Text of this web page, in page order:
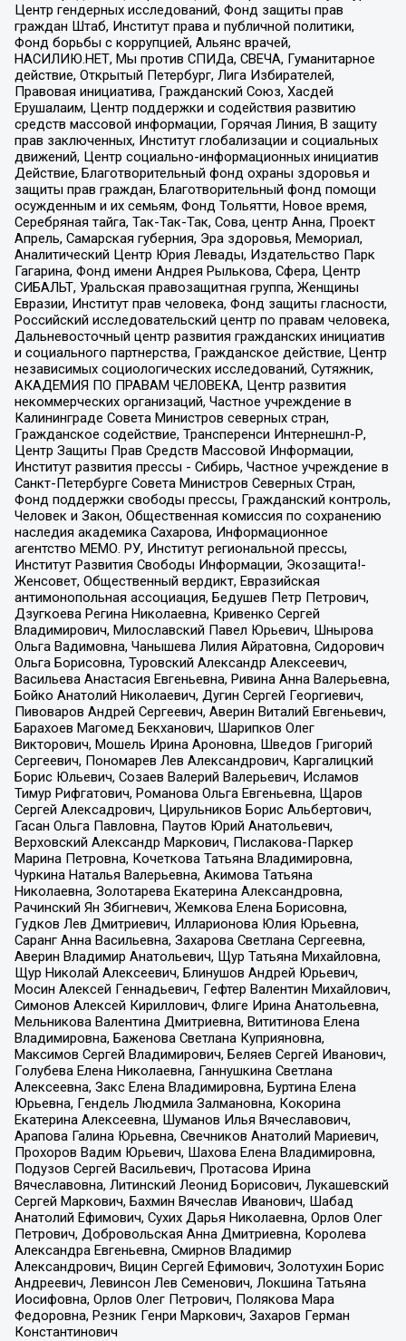
Центр гендерных исследований, Фонд защиты прав
граждан Штаб, Институт права и публичной политики,
Фонд борьбы с коррупцией, Альянс врачей,
НАСИЛИЮ.НЕТ, Мы против СПИДа, СВЕЧА, Гуманитарное
действие, Открытый Петербург, Лига Избирателей,
Правовая инициатива, Гражданский Союз, Хасдей
Ерушалаим, Центр поддержки и содействия развитию
средств массовой информации, Горячая Линия, В защиту
прав заключенных, Институт глобализации и социальных
движений, Центр социально-информационных инициатив
Действие, Благотворительный фонд охраны здоровья и
защиты прав граждан, Благотворительный фонд помощи
осужденным и их семьям, Фонд Тольятти, Новое время,
Серебряная тайга, Так-Так-Так, Сова, центр Анна, Проект
Апрель, Самарская губерния, Эра здоровья, Мемориал,
Аналитический Центр Юрия Левады, Издательство Парк
Гагарина, Фонд имени Андрея Рылькова, Сфера, Центр
СИБАЛЬТ, Уральская правозащитная группа, Женщины
Евразии, Институт прав человека, Фонд защиты гласности,
Российский исследовательский центр по правам человека,
Дальневосточный центр развития гражданских инициатив
и социального партнерства, Гражданское действие, Центр
независимых социологических исследований, Сутяжник,
АКАДЕМИЯ ПО ПРАВАМ ЧЕЛОВЕКА, Центр развития
некоммерческих организаций, Частное учреждение в
Калининграде Совета Министров северных стран,
Гражданское содействие, Трансперенси Интернешнл-Р,
Центр Защиты Прав Средств Массовой Информации,
Институт развития прессы - Сибирь, Частное учреждение в
Санкт-Петербурге Совета Министров Северных Стран,
Фонд поддержки свободы прессы, Гражданский контроль,
Человек и Закон, Общественная комиссия по сохранению
наследия академика Сахарова, Информационное
агентство МЕМО. РУ, Институт региональной прессы,
Институт Развития Свободы Информации, Экозащита!-
Женсовет, Общественный вердикт, Евразийская
антимонопольная ассоциация, Бедушев Петр Петрович,
Дзугкоева Регина Николаевна, Кривенко Сергей
Владимирович, Милославский Павел Юрьевич, Шнырова
Ольга Вадимовна, Чанышева Лилия Айратовна, Сидорович
Ольга Борисовна, Туровский Александр Алексеевич,
Васильева Анастасия Евгеньевна, Ривина Анна Валерьевна,
Бойко Анатолий Николаевич, Дугин Сергей Георгиевич,
Пивоваров Андрей Сергеевич, Аверин Виталий Евгеньевич,
Барахоев Магомед Бекханович, Шарипков Олег
Викторович, Мошель Ирина Ароновна, Шведов Григорий
Сергеевич, Пономарев Лев Александрович, Каргалицкий
Борис Юльевич, Созаев Валерий Валерьевич, Исламов
Тимур Рифгатович, Романова Ольга Евгеньевна, Щаров
Сергей Алексадрович, Цирульников Борис Альбертович,
Гасан Ольга Павловна, Паутов Юрий Анатольевич,
Верховский Александр Маркович, Пислакова-Паркер
Марина Петровна, Кочеткова Татьяна Владимировна,
Чуркина Наталья Валерьевна, Акимова Татьяна
Николаевна, Золотарева Екатерина Александровна,
Рачинский Ян Збигневич, Жемкова Елена Борисовна,
Гудков Лев Дмитриевич, Илларионова Юлия Юрьевна,
Саранг Анна Васильевна, Захарова Светлана Сергеевна,
Аверин Владимир Анатольевич, Щур Татьяна Михайловна,
Щур Николай Алексеевич, Блинушов Андрей Юрьевич,
Мосин Алексей Геннадьевич, Гефтер Валентин Михайлович,
Симонов Алексей Кириллович, Флиге Ирина Анатольевна,
Мельникова Валентина Дмитриевна, Вититинова Елена
Владимировна, Баженова Светлана Куприяновна,
Максимов Сергей Владимирович, Беляев Сергей Иванович,
Голубева Елена Николаевна, Ганнушкина Светлана
Алексеевна, Закс Елена Владимировна, Буртина Елена
Юрьевна, Гендель Людмила Залмановна, Кокорина
Екатерина Алексеевна, Шуманов Илья Вячеславович,
Арапова Галина Юрьевна, Свечников Анатолий Мариевич,
Прохоров Вадим Юрьевич, Шахова Елена Владимировна,
Подузов Сергей Васильевич, Протасова Ирина
Вячеславовна, Литинский Леонид Борисович, Лукашевский
Сергей Маркович, Бахмин Вячеслав Иванович, Шабад
Анатолий Ефимович, Сухих Дарья Николаевна, Орлов Олег
Петрович, Добровольская Анна Дмитриевна, Королева
Александра Евгеньевна, Смирнов Владимир
Александрович, Вицин Сергей Ефимович, Золотухин Борис
Андреевич, Левинсон Лев Семенович, Локшина Татьяна
Иосифовна, Орлов Олег Петрович, Полякова Мара
Федоровна, Резник Генри Маркович, Захаров Герман
Константинович